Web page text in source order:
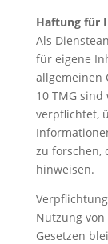
Haftung für
Als
für eigene
allgemeinen
10 TMG
verpflichtet,
zu forschen,
hinweisen.
Nutzung
Gesetzen